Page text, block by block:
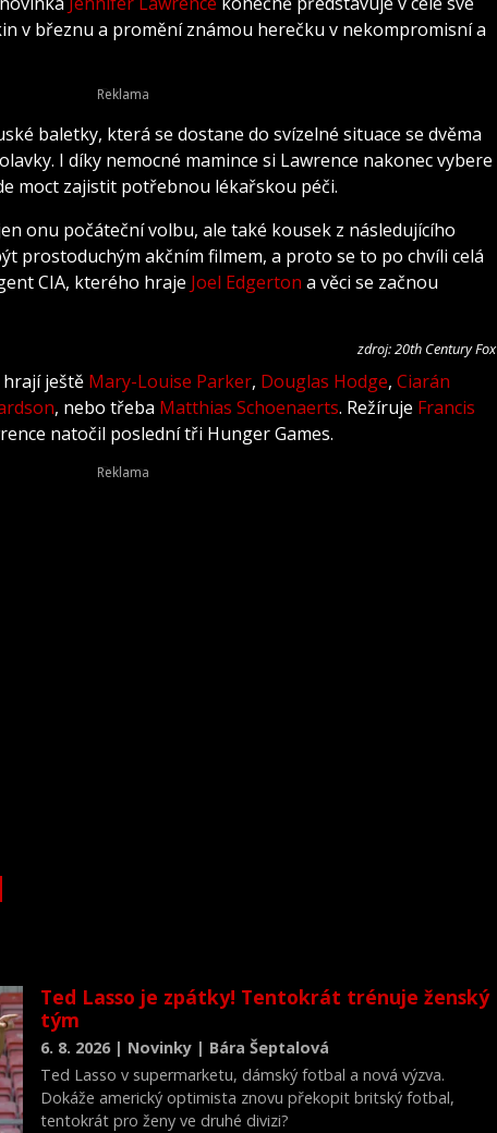
v březnu a promění známou herečku v nekompromisní a
baletky, která se dostane do svízelné situace se dvěma
I díky nemocné mamince si Lawrence nakonec vybere
moct zajistit potřebnou lékařskou péči.
onu počáteční volbu, ale také kousek z následujícího
prostoduchým akčním filmem, a proto se to po chvíli celá
CIA, kterého hraje Joel Edgerton a věci se začnou
zdroj: 20th Century Fox
hrají ještě Mary-Louise Parker, Douglas Hodge, Ciarán
, nebo třeba Matthias Schoenaerts. Režíruje Francis
natočil poslední tři Hunger Games.
Ted Lasso je zpátky! Tentokrát trénuje ženský
tým
6. 8. 2026 | Novinky | Bára Šeptalová
Ted Lasso v supermarketu, dámský fotbal a nová výzva.
Dokáže americký optimista znovu překopit britský fotbal,
tentokrát pro ženy ve druhé divizi?